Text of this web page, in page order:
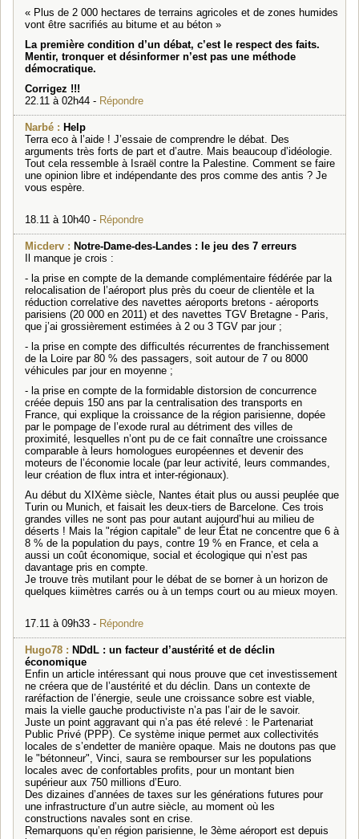
« Plus de 2 000 hectares de terrains agricoles et de zones humides
vont être sacrifiés au bitume et au béton »
La première condition d’un débat, c’est le respect des faits.
Mentir, tronquer et désinformer n’est pas une méthode
démocratique.
Corrigez !!!
22.11 à 02h44 - Répondre
Narbé : Help
Terra eco à l’aide ! J’essaie de comprendre le débat. Des
arguments très forts de part et d’autre. Mais beaucoup d’idéologie.
Tout cela ressemble à Israël contre la Palestine. Comment se faire
une opinion libre et indépendante des pros comme des antis ? Je
vous espère.
18.11 à 10h40 - Répondre
Micderv : Notre-Dame-des-Landes : le jeu des 7 erreurs
Il manque je crois :
- la prise en compte de la demande complémentaire fédérée par la
relocalisation de l’aéroport plus près du coeur de clientèle et la
réduction correlative des navettes aéroports bretons - aéroports
parisiens (20 000 en 2011) et des navettes TGV Bretagne - Paris,
que j’ai grossièrement estimées à 2 ou 3 TGV par jour ;
- la prise en compte des difficultés récurrentes de franchissement
de la Loire par 80 % des passagers, soit autour de 7 ou 8000
véhicules par jour en moyenne ;
- la prise en compte de la formidable distorsion de concurrence
créée depuis 150 ans par la centralisation des transports en
France, qui explique la croissance de la région parisienne, dopée
par le pompage de l’exode rural au détriment des villes de
proximité, lesquelles n’ont pu de ce fait connaître une croissance
comparable à leurs homologues européennes et devenir des
moteurs de l’économie locale (par leur activité, leurs commandes,
leur création de flux intra et inter-régionaux).
Au début du XIXème siècle, Nantes était plus ou aussi peuplée que
Turin ou Munich, et faisait les deux-tiers de Barcelone. Ces trois
grandes villes ne sont pas pour autant aujourd’hui au milieu de
déserts ! Mais la "région capitale" de leur État ne concentre que 6 à
8 % de la population du pays, contre 19 % en France, et cela a
aussi un coût économique, social et écologique qui n’est pas
davantage pris en compte.
Je trouve très mutilant pour le débat de se borner à un horizon de
quelques kiimètres carrés ou à un temps court ou au mieux moyen.
17.11 à 09h33 - Répondre
Hugo78 : NDdL : un facteur d’austérité et de déclin
économique
Enfin un article intéressant qui nous prouve que cet investissement
ne créera que de l’austérité et du déclin. Dans un contexte de
raréfaction de l’énergie, seule une croissance sobre est viable,
mais la vielle gauche productiviste n’a pas l’air de le savoir.
Juste un point aggravant qui n’a pas été relevé : le Partenariat
Public Privé (PPP). Ce système inique permet aux collectivités
locales de s’endetter de manière opaque. Mais ne doutons pas que
le "bétonneur", Vinci, saura se rembourser sur les populations
locales avec de confortables profits, pour un montant bien
supérieur aux 750 millions d’Euro.
Des dizaines d’années de taxes sur les générations futures pour
une infrastructure d’un autre siècle, au moment où les
constructions navales sont en crise.
Remarquons qu’en région parisienne, le 3ème aéroport est depuis